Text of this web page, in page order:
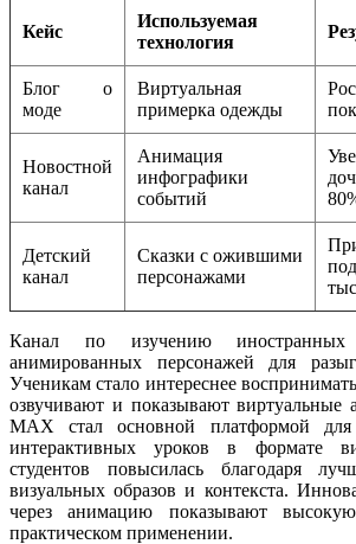
Кейс
Используемая
технология
Блог о
моде
Виртуальная
примерка одежды
Новостной
канал
Анимация
инфографики
событий
Детский
канал
Сказки с ожившими
персонажами
Канал по изучению иностранных
анимированных персонажей для
Ученикам стало интереснее
озвучивают и показывают виртуальные
MAX стал основной платформой для
интерактивных уроков в формате
студентов повысилась благодаря
визуальных образов и контекста.
через анимацию показывают
практическом применении.